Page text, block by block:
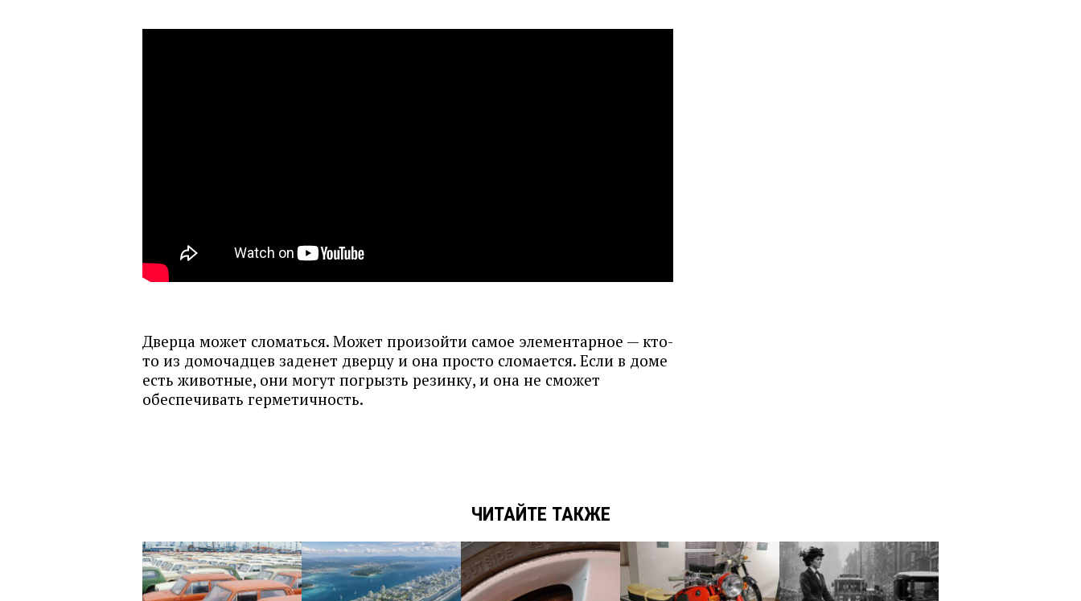
Дверца может сломаться. Может произойти самое элементарное — кто-
то из домочадцев заденет дверцу и она просто сломается. Если в доме
есть животные, они могут погрызть резинку, и она не сможет
обеспечивать герметичность.
ЧИТАЙТЕ ТАКЖЕ